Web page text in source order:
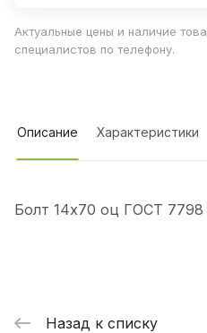
Актуальные цены и наличие
специалистов по телефону.
Описание Характеристики
Болт 14х70 оц ГОСТ 7798
Назад к списку